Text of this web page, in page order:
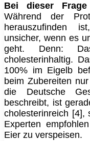
Bei dieser
Während der
herauszufinden
unsicher, wenn es
geht. Denn:
cholesterinhaltig.
100% im Eigelb
beim Zubereiten
die Deutsche
beschreibt, ist
cholesterinreich [4],
Experten
Eier zu verspeisen.